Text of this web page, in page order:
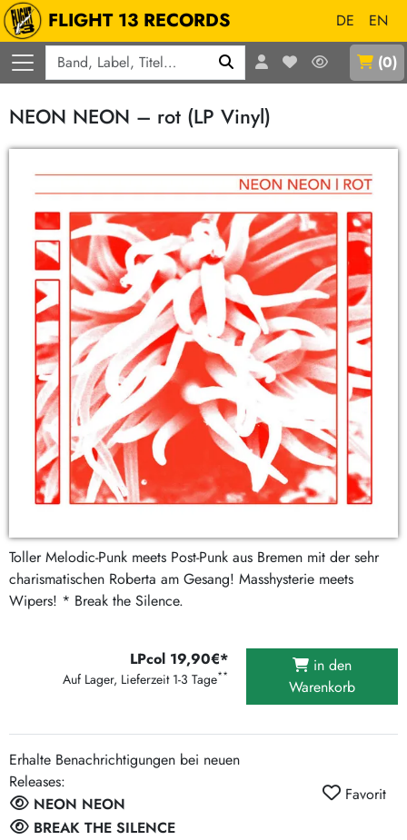
FLIGHT 13 RECORDS DE
EN
(0)
NEON NEON – rot (LP Vinyl)
Toller Melodic-Punk meets Post-Punk aus Bremen mit der sehr
charismatischen Roberta am Gesang! Masshysterie meets
Wipers! * Break the Silence.
LPcol 19,90€*
Auf Lager, Lieferzeit 1-3 Tage**
in den
Warenkorb
Erhalte Benachrichtigungen bei neuen
Releases:
NEON NEON
BREAK THE SILENCE
Favorit